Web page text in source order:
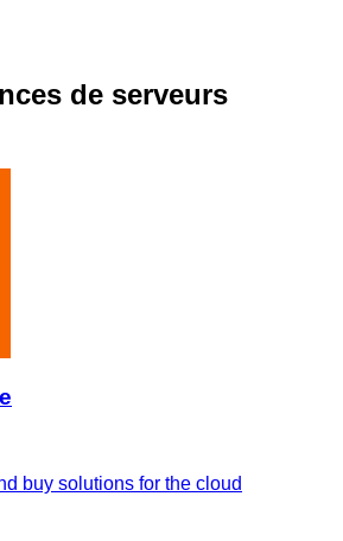
de serveurs
buy solutions for the cloud